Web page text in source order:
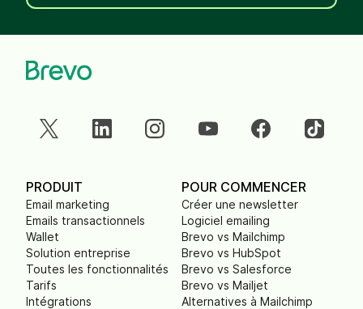
PRODUIT
Email marketing
Emails transactionnels
Wallet
Solution entreprise
Toutes les fonctionnalités
Tarifs
Intégrations
POUR COMMENCER
Créer une newsletter
Logiciel emailing
Brevo vs Mailchimp
Brevo vs HubSpot
Brevo vs Salesforce
Brevo vs Mailjet
Alternatives à Mailchimp